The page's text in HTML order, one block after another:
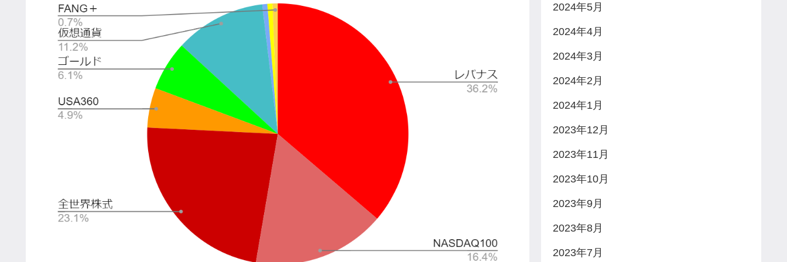
2024年5月
2024年4月
2024年3月
2024年2月
2024年1月
2023年12月
2023年11月
2023年10月
2023年9月
2023年8月
2023年7月